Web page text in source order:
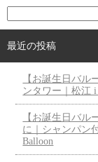
最近の投稿
【お誕生日バル
ンタワー｜松江
【お誕生日バル
に｜シャンパン
Balloon